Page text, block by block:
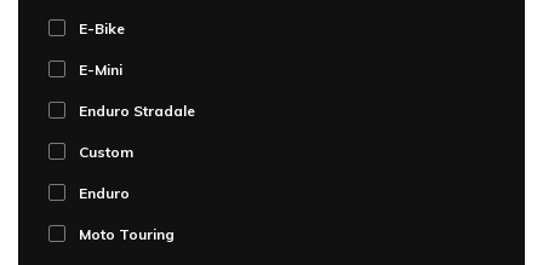
E-Bike
E-Mini
Enduro Stradale
Custom
Enduro
Moto Touring